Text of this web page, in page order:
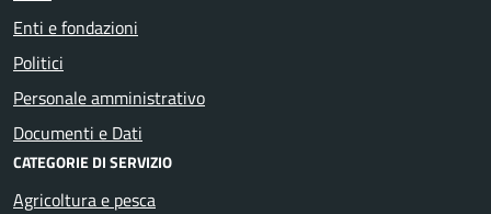
Enti e fondazioni
Politici
Personale amministrativo
Documenti e Dati
CATEGORIE DI SERVIZIO
Agricoltura e pesca